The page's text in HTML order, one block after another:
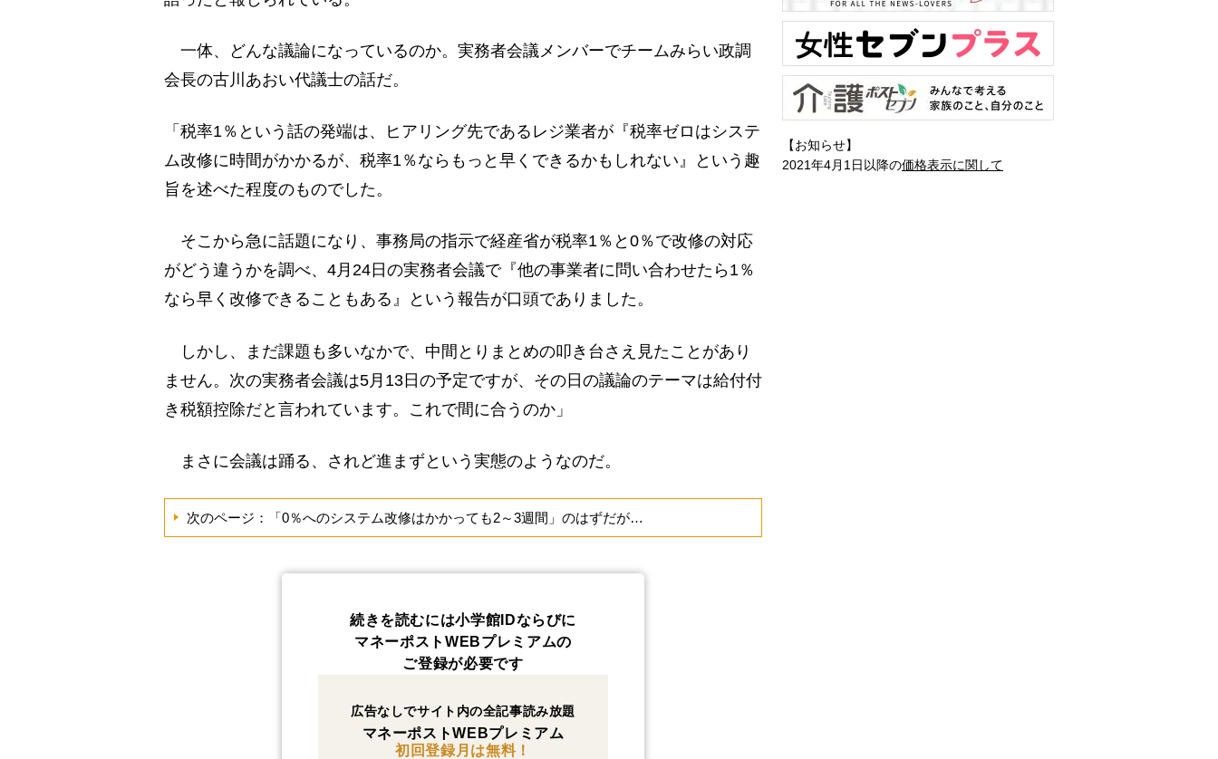
一体、どんな議論になっているのか。実務者会議メンバーでチームみらい政調
会長の古川あおい代議士の話だ。
「税率1％という話の発端は、ヒアリング先であるレジ業者が『税率ゼロはシステ
ム改修に時間がかかるが、税率1％ならもっと早くできるかもしれない』という趣
旨を述べた程度のものでした。
そこから急に話題になり、事務局の指示で経産省が税率1％と0％で改修の対応
がどう違うかを調べ、4月24日の実務者会議で『他の事業者に問い合わせたら1％
なら早く改修できることもある』という報告が口頭でありました。
しかし、まだ課題も多いなかで、中間とりまとめの叩き台さえ見たことがあり
ません。次の実務者会議は5月13日の予定ですが、その日の議論のテーマは給付付
き税額控除だと言われています。これで間に合うのか」
まさに会議は踊る、されど進まずという実態のようなのだ。
次のページ：「0％へのシステム改修はかかっても2～3週間」のはずだが…
続きを読むには小学館IDならびに
マネーポストWEBプレミアムの
ご登録が必要です
広告なしでサイト内の全記事読み放題
マネーポストWEBプレミアム
初回登録月は無料！
【お知らせ】
2021年4月1日以降の価格表示に関して